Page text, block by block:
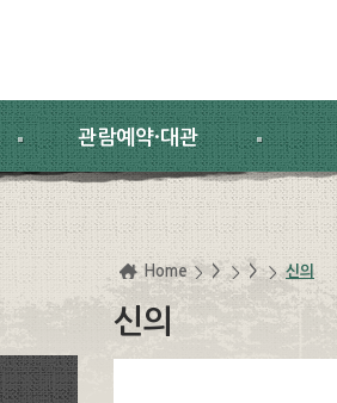
관람예약·대관
Home > > 신의
신의